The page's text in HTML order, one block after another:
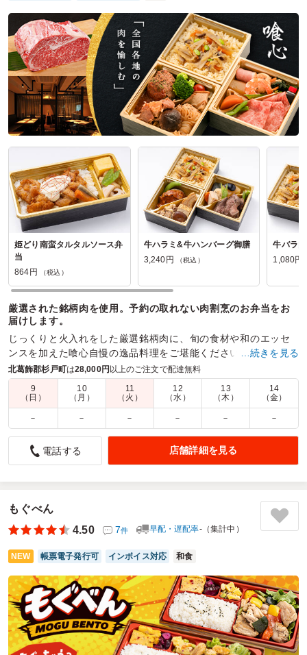
ご利用シーン：懇親会›ランチ会
参加者の年齢：40代～50代 男女比：
男性多め
東京都江東区有明2026/02/26
焼肉 喰心の口コミをもっと見る
姫どり南蛮タルタルソース弁
当
864円
（税込）
牛ハラミ&牛ハンバーグ御膳
3,240円
（税込）
牛バラ
1,080円
厳選された銘柄肉を使用。予約の取れない肉割烹のお弁当をお
届けします。
じっくりと火入れをした厳選銘柄肉に、旬の食材や和のエッセ
ンスを加えた喰心自慢の逸品料理をご堪能ください
商品数： 18 締切日時： 2日前12:00 価格帯： 864円～5,400円
配達時間：
5:00～23:00
２段弁当でスタッフのテンションが上がりました！
5.0 ポーライト株式会社
会社のイベントで利用しました。女性が多かったので量より
スタイリッシュな黒のお弁当箱が２段重ねで赤いゴムで止ま
っていました。何しろ見た目が「オシャレ～」でした。 見
た瞬間、スタッフからは歓声が上がりました！
味はモチロンですが、やはり見た瞬間のインパクトは、思惑
通りで大成功でした。
配達時間も予定通り、おしぼりも付いていて準備品が少なく
て済みました。 機会がありましたらまたお世話になりま
す。 ありがとうございました。
ご利用シーン：イベント運営›イベントスタッフ
参加者の年齢：40代～50代男女比：女性多め
…続きを見る
北葛飾郡杉戸町は28,000円 以上のご注文で配達無料
9
（日）
10
（月）
11
（火）
12
（水）
13
（木）
14
（金）
－ － － － － －
電話する 店舗詳細を見る
もぐべん
4.50
7件 早配・遅配率-（集計中）
NEW 帳票電子発行可 インボイス対応 和食